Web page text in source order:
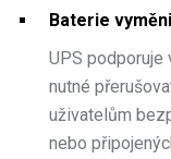
Baterie
UPS podporuje
nutné
uživatelům
nebo